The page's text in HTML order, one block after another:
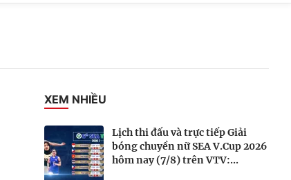
XEM NHIỀU
Lịch thi đấu và trực tiếp Giải
bóng chuyền nữ SEA V.Cup 2026
hôm nay (7/8) trên VTV:...